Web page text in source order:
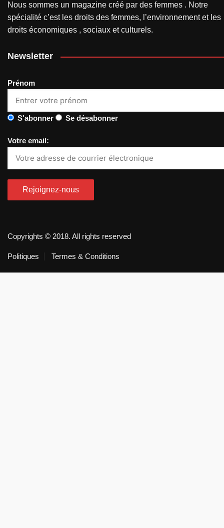
Nous sommes un magazine créé par des femmes . Notre
spécialité c’est les droits des femmes, l’environnement et les
droits économiques , sociaux et culturels.
Newsletter
Prénom
S'abonner Se désabonner
Votre email:
Copyrights © 2018. All rights reserved
Politiques Termes & Conditions